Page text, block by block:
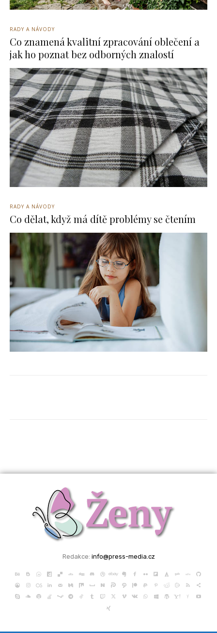
RADY A NÁVODY
Co znamená kvalitní zpracování oblečení a
jak ho poznat bez odborných znalostí
RADY A NÁVODY
Co dělat, když má dítě problémy se čtením
Redakce: info@press-media.cz